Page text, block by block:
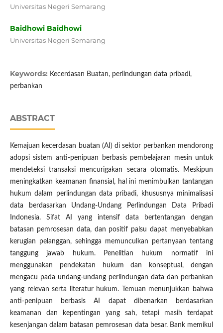
Universitas Negeri Semarang
Baidhowi Baidhowi
Universitas Negeri Semarang
Keywords: Kecerdasan Buatan, perlindungan data pribadi,
perbankan
ABSTRACT
Kemajuan kecerdasan buatan (AI) di sektor perbankan mendorong
adopsi sistem anti-penipuan berbasis pembelajaran mesin untuk
mendeteksi transaksi mencurigakan secara otomatis. Meskipun
meningkatkan keamanan finansial, hal ini menimbulkan tantangan
hukum dalam perlindungan data pribadi, khususnya minimalisasi
data berdasarkan Undang-Undang Perlindungan Data Pribadi
Indonesia. Sifat AI yang intensif data bertentangan dengan
batasan pemrosesan data, dan positif palsu dapat menyebabkan
kerugian pelanggan, sehingga memunculkan pertanyaan tentang
tanggung jawab hukum. Penelitian hukum normatif ini
menggunakan pendekatan hukum dan konseptual, dengan
mengacu pada undang-undang perlindungan data dan perbankan
yang relevan serta literatur hukum. Temuan menunjukkan bahwa
anti-penipuan berbasis AI dapat dibenarkan berdasarkan
keamanan dan kepentingan yang sah, tetapi masih terdapat
kesenjangan dalam batasan pemrosesan data besar. Bank memikul